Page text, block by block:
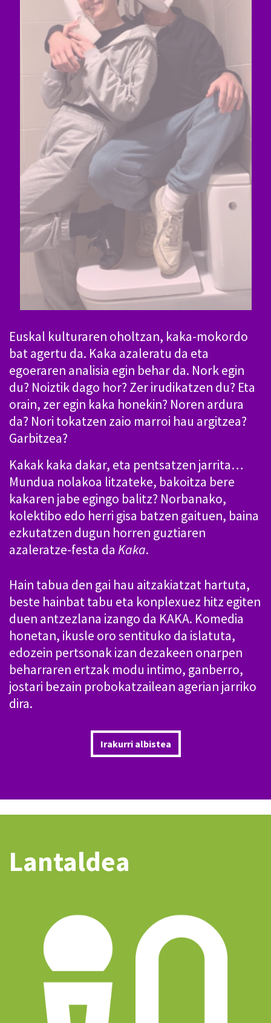
Euskal kulturaren oholtzan, kaka-mokordo
bat agertu da. Kaka azaleratu da eta
egoeraren analisia egin behar da. Nork egin
du? Noiztik dago hor? Zer irudikatzen du? Eta
orain, zer egin kaka honekin? Noren ardura
da? Nori tokatzen zaio marroi hau argitzea?
Garbitzea?
Kakak kaka dakar, eta pentsatzen jarrita…
Mundua nolakoa litzateke, bakoitza bere
kakaren jabe egingo balitz? Norbanako,
kolektibo edo herri gisa batzen gaituen, baina
ezkutatzen dugun horren guztiaren
azaleratze-festa da Kaka.
Hain tabua den gai hau aitzakiatzat hartuta,
beste hainbat tabu eta konplexuez hitz egiten
duen antzezlana izango da KAKA. Komedia
honetan, ikusle oro sentituko da islatuta,
edozein pertsonak izan dezakeen onarpen
beharraren ertzak modu intimo, ganberro,
jostari bezain probokatzailean agerian jarriko
dira.
Irakurri albistea
Lantaldea